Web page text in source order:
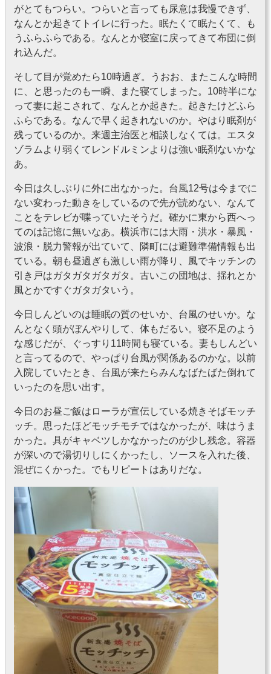
がとてもつらい。つらいと言っても尿意は我慢できず、
なんとか起きてトイレに行った。眠たくて眠たくて、も
うふらふらである。なんとか寝室に戻ってきて布団に倒
れ込んだ。
そして目が覚めたら10時過ぎ。うおお、またこんな時間
に、と思ったのも一瞬、また寝てしまった。10時半にな
って妻に起こされて、なんとか起きた。起きたけどふら
ふらである。なんで早く起きれないのか。やはり眠剤が
残っているのか。来週主治医と相談しなくては。エスタ
ゾラムより弱くてレンドルミンよりは強い眠剤ないかな
あ。
今日は久しぶりに外に出なかった。台風12号は今までに
ない変わった動きをしているので先が読めない、なんて
ことをテレビが喋っていたそうだ。確かに東から西へっ
てのは記憶に無いなあ。横浜市には大雨・洪水・暴風・
波浪・脱力警報が出ていて、隣町には避難準備情報も出
ている。朝も昼過ぎも激しい雨が降り、風でキッチンの
引き戸はガタガタガタガタ。古いこの団地は、揺れとか
風とかですぐガタガタいう。
今日しんどいのは睡眠の質のせいか、台風のせいか。な
んとなく頭がぼんやりして、体もだるい。寝不足のよう
な感じだが、ぐっすり11時間も寝ている。妻もしんどい
と言ってるので、やっぱり台風が関係あるのかな。以前
入院していたとき、台風が来たらみんなばたばた倒れて
いったのを思い出す。
今日のお昼ご飯はローラが宣伝している焼きそばモッチ
ッチ。思ったほどモッチモチではなかったが、味はうま
かった。具がキャベツしかなかったのが少し残念。容器
が深いので湯切りしにくかったし、ソースを入れた後、
混ぜにくかった。でもリピートはありだな。